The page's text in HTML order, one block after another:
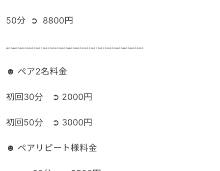
50分 ➲ 8800円
𓏧𓏧𓏧𓏧𓏧𓏧𓏧𓏧𓏧𓏧𓏧𓏧𓏧𓏧𓏧𓏧𓏧𓏧𓏧𓏧
☻ ペア2名料金
初回30分 ➲ 2000円
初回50分 ➲ 3000円
☻ ペアリピート様料金